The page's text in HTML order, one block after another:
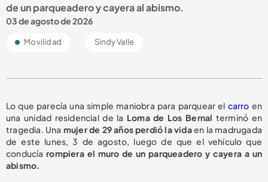
de un parqueadero y cayera al abismo.
03 de agosto de 2026
Movilidad Sindy Valle
Lo que parecía una simple maniobra para parquear el carro en
una unidad residencial de la Loma de Los Bernal terminó en
tragedia. Una mujer de 29 años perdió la vidaen la madrugada
de este lunes, 3 de agosto, luego de que el vehículo que
conducíarompiera el muro de un parqueadero y cayera a un
abismo.